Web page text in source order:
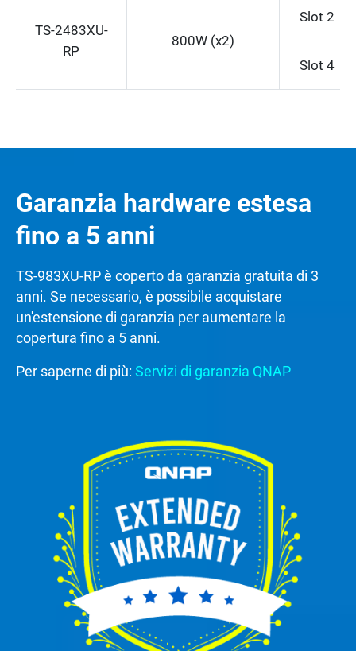
TS-2483XU-
RP
800W (x2)
Slot 2
Slot 4
Garanzia hardware estesa
fino a 5 anni
TS-983XU-RP è coperto da garanzia gratuita di 3
anni. Se necessario, è possibile acquistare
un'estensione di garanzia per aumentare la
copertura fino a 5 anni.
Per saperne di più: Servizi di garanzia QNAP